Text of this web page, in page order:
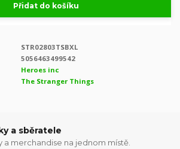
Přidat do košíku
STR02803TSBXL
5056463499542
Heroes inc
The Stranger Things
a sběratele
a merchandise na jednom místě.